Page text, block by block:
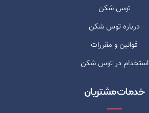
توس شکن
درباره توس شکن
قوانین و مقررات
استخدام در توس شکن
خدمات مشتریان